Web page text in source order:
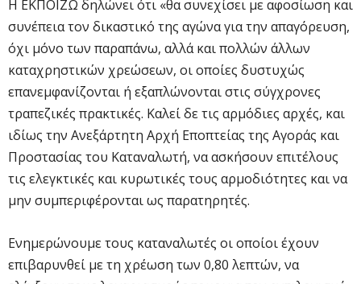
Η ΕΚΠΟΙΖΩ δηλώνει ότι «θα συνεχίσει με αφοσίωση και
συνέπεια τον δικαστικό της αγώνα για την απαγόρευση,
όχι μόνο των παραπάνω, αλλά και πολλών άλλων
καταχρηστικών χρεώσεων, οι οποίες δυστυχώς
επανεμφανίζονται ή εξαπλώνονται στις σύγχρονες
τραπεζικές πρακτικές. Καλεί δε τις αρμόδιες αρχές, και
ιδίως την Ανεξάρτητη Αρχή Εποπτείας της Αγοράς και
Προστασίας του Καταναλωτή, να ασκήσουν επιτέλους
τις ελεγκτικές και κυρωτικές τους αρμοδιότητες και να
μην συμπεριφέρονται ως παρατηρητές.
Ενημερώνουμε τους καταναλωτές οι οποίοι έχουν
επιβαρυνθεί με τη χρέωση των 0,80 λεπτών, να